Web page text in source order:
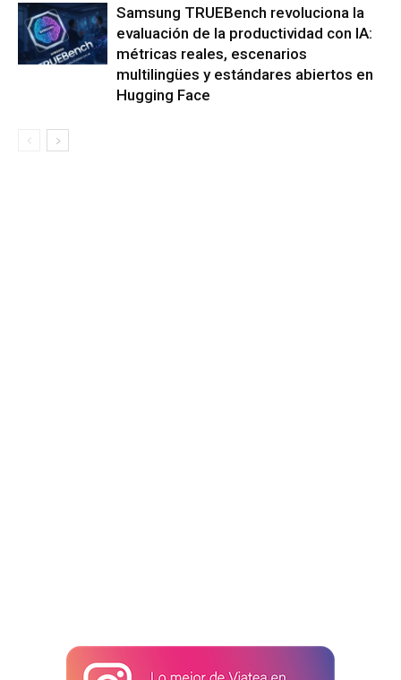
Samsung TRUEBench revoluciona la
evaluación de la productividad con IA:
métricas reales, escenarios
multilingües y estándares abiertos en
Hugging Face